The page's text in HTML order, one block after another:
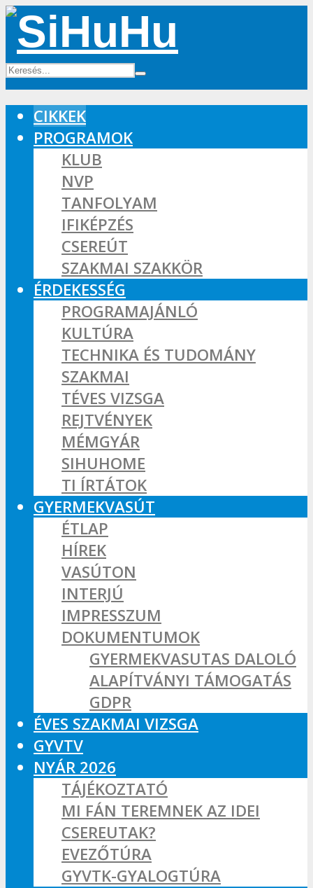
CIKKEK
PROGRAMOK
KLUB
NVP
TANFOLYAM
IFIKÉPZÉS
CSEREÚT
SZAKMAI SZAKKÖR
ÉRDEKESSÉG
PROGRAMAJÁNLÓ
KULTÚRA
TECHNIKA ÉS TUDOMÁNY
SZAKMAI
TÉVES VIZSGA
REJTVÉNYEK
MÉMGYÁR
SIHUHOME
TI ÍRTÁTOK
GYERMEKVASÚT
ÉTLAP
HÍREK
VASÚTON
INTERJÚ
IMPRESSZUM
DOKUMENTUMOK
GYERMEKVASUTAS DALOLÓ
ALAPÍTVÁNYI TÁMOGATÁS
GDPR
ÉVES SZAKMAI VIZSGA
GYVTV
NYÁR 2026
TÁJÉKOZTATÓ
MI FÁN TEREMNEK AZ IDEI
CSEREUTAK?
EVEZŐTÚRA
GYVTK-GYALOGTÚRA